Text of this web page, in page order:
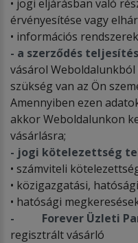
• jogi eljárásban való
érvényesítése vagy
• információs
- a szerződés
vásárol
szükség van az Ön
Amennyiben ezen
akkor Weboldalunkon
vásárlásra;
- jogi kötelezettség
• számviteli
• közigazgatási,
• hatósági
- Forever Üzleti
regisztrált vásárló